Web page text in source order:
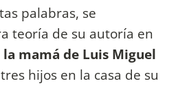
palabras, se
teoría de su autoría en
la mamá de Luis Miguel
hijos en la casa de su